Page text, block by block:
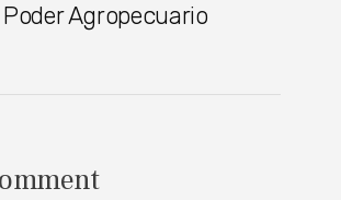
Poder Agropecuario